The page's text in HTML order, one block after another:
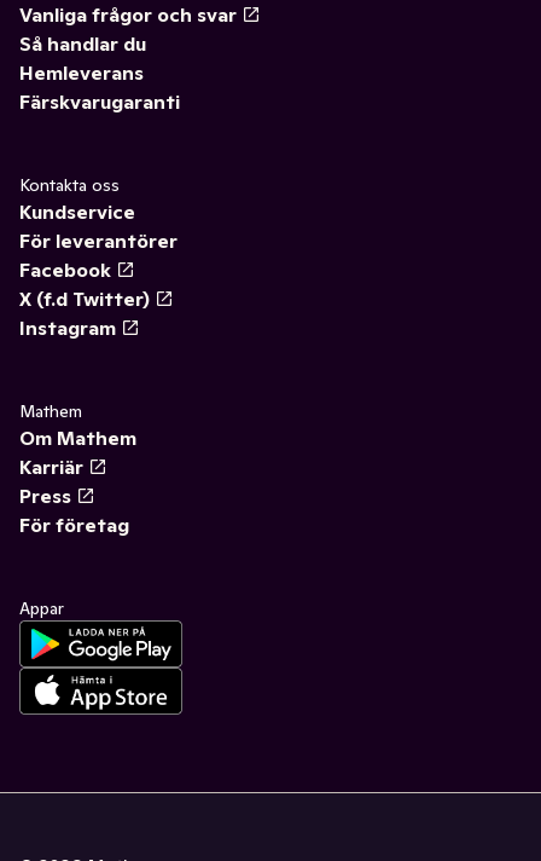
Vanliga frågor och svar
Så handlar du
Hemleverans
Färskvarugaranti
Kontakta oss
Kundservice
För leverantörer
Facebook
X (f.d Twitter)
Instagram
Mathem
Om Mathem
Karriär
Press
För företag
Appar